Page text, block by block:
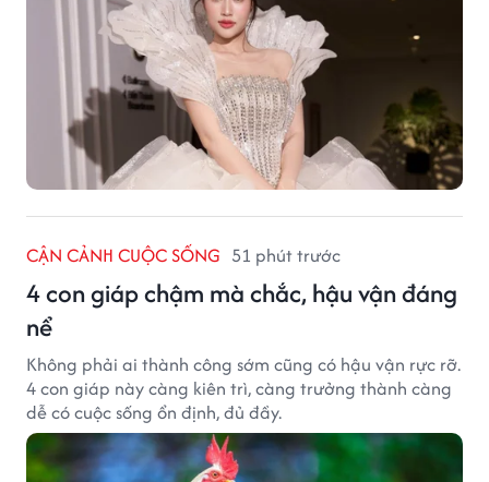
CẬN CẢNH CUỘC SỐNG 51 phút trước
4 con giáp chậm mà chắc, hậu vận đáng
nể
Không phải ai thành công sớm cũng có hậu vận rực rỡ.
4 con giáp này càng kiên trì, càng trưởng thành càng
dễ có cuộc sống ổn định, đủ đầy.